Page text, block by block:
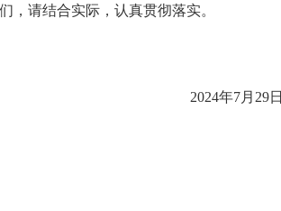
请结合实际，认真贯彻落实。
2024年7月29日